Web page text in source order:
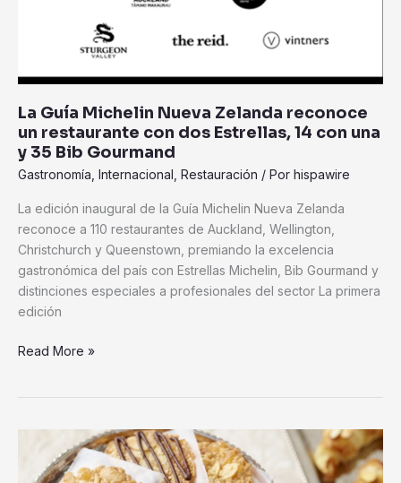
La Guía Michelin Nueva Zelanda reconoce
un restaurante con dos Estrellas, 14 con una
y 35 Bib Gourmand
Gastronomía Internacional Restauración / Por hispawire
La edición inaugural de la Guía Michelin Nueva Zelanda
reconoce a 110 restaurantes de Auckland, Wellington,
Christchurch y Queenstown, premiando la excelencia
gastronómica del país con Estrellas Michelin, Bib Gourmand y
distinciones especiales a profesionales del sector La primera
edición
con
Estrellas,
14
con
una
y
35
Bib
Gourmand
Read More »
futuro
de